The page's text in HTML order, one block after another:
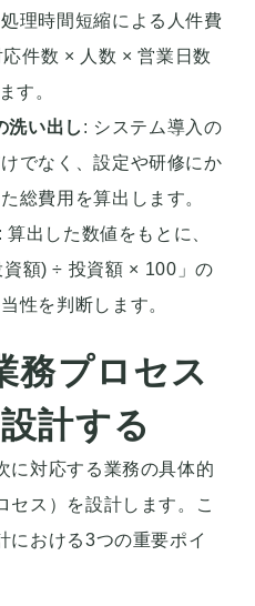
理時間短縮による人件費
件数 × 人数 × 営業日数
す。
い出し : システム導入の
でなく、設定や研修にか
総費用を算出します。
: 算出した数値をもとに、
資額) ÷ 投資額 × 100」の
性を判断します。
務プロセス
計する
に対応する業務の具体的
セス）を設計します。こ
における3つの重要ポイ